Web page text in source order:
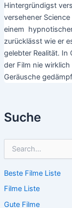
Suche
h
n
n
Beste Filme Liste
Filme Liste
Gute Filme
Hintergründigst
versehener
einem
zurücklässt wie er
gelebter Realität. In
der Film nie
Geräusche